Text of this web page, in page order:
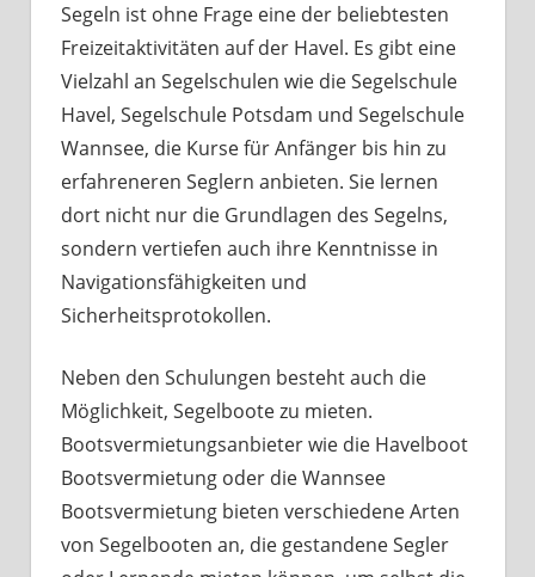
Segeln ist ohne Frage eine der beliebtesten
Freizeitaktivitäten auf der Havel. Es gibt eine
Vielzahl an Segelschulen wie die Segelschule
Havel, Segelschule Potsdam und Segelschule
Wannsee, die Kurse für Anfänger bis hin zu
erfahreneren Seglern anbieten. Sie lernen
dort nicht nur die Grundlagen des Segelns,
sondern vertiefen auch ihre Kenntnisse in
Navigationsfähigkeiten und
Sicherheitsprotokollen.
Neben den Schulungen besteht auch die
Möglichkeit, Segelboote zu mieten.
Bootsvermietungsanbieter wie die Havelboot
Bootsvermietung oder die Wannsee
Bootsvermietung bieten verschiedene Arten
von Segelbooten an, die gestandene Segler